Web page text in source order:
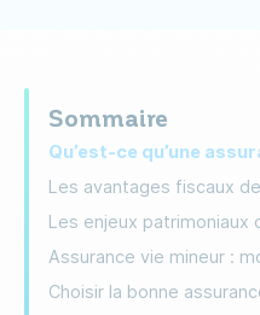
Sommaire
Qu’est-ce qu’une
Les avantages fiscaux
Les enjeux patrimoniaux
Assurance vie mineur :
Choisir la bonne